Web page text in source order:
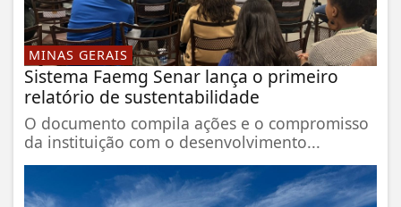
MINAS GERAIS
Sistema Faemg Senar lança o primeiro
relatório de sustentabilidade
O documento compila ações e o compromisso
da instituição com o desenvolvimento...